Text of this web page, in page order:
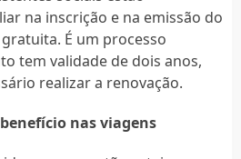
na inscrição e na emissão do
É um processo
tem validade de dois anos,
realizar a renovação.
nas viagens